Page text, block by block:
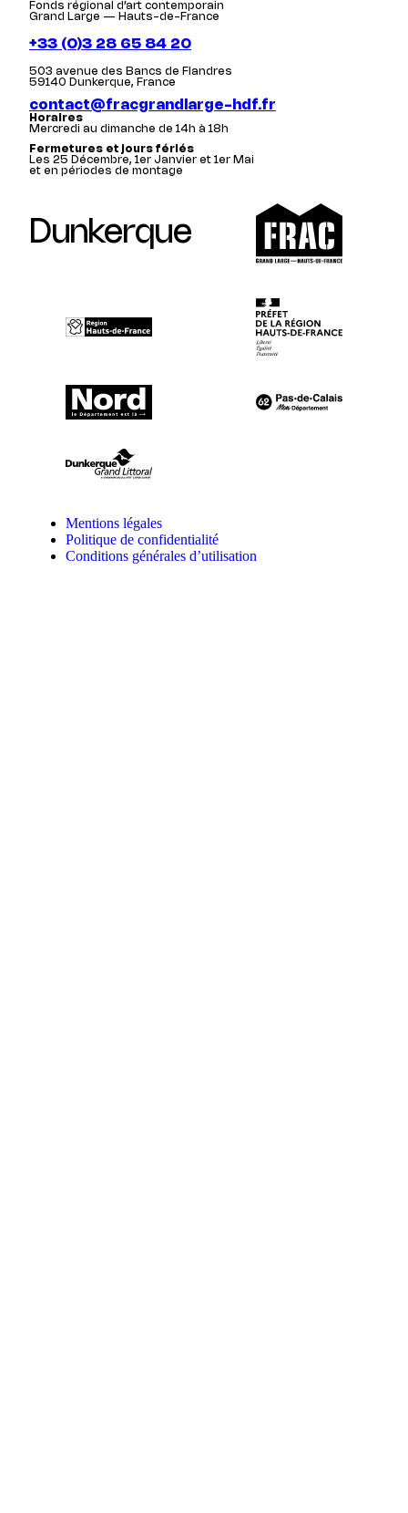
Fonds régional d’art contemporain
Grand Large — Hauts-de-France
+33 (0)3 28 65 84 20
503 avenue des Bancs de Flandres
59140 Dunkerque, France
contact@fracgrandlarge-hdf.fr
Horaires
Mercredi au dimanche de 14h à 18h
Fermetures et jours fériés
Les 25 Décembre, 1er Janvier et 1er Mai
et en périodes de montage
Dunkerque
Mentions légales
Politique de confidentialité
Conditions générales d’utilisation